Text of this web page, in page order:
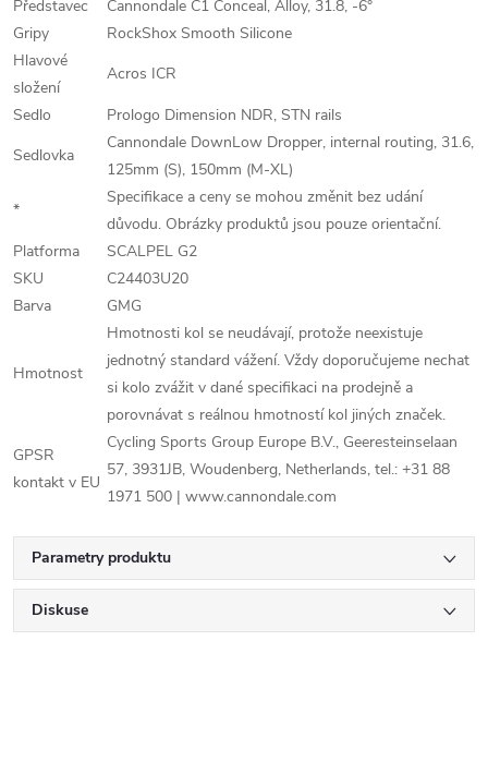
Představec
Cannondale C1 Conceal, Alloy, 31.8, -6°
Gripy
RockShox Smooth Silicone
Hlavové
složení
Acros ICR
Sedlo
Prologo Dimension NDR, STN rails
Sedlovka
Cannondale DownLow Dropper, internal routing, 31.6,
125mm (S), 150mm (M-XL)
*
Specifikace a ceny se mohou změnit bez udání
důvodu. Obrázky produktů jsou pouze orientační.
Platforma
SCALPEL G2
SKU
C24403U20
Barva
GMG
Hmotnost
Hmotnosti kol se neudávají, protože neexistuje
jednotný standard vážení. Vždy doporučujeme nechat
si kolo zvážit v dané specifikaci na prodejně a
porovnávat s reálnou hmotností kol jiných značek.
GPSR
kontakt v EU
Cycling Sports Group Europe B.V., Geeresteinselaan
57, 3931JB, Woudenberg, Netherlands, tel.: +31 88
1971 500 | www.cannondale.com
Parametry produktu
Diskuse